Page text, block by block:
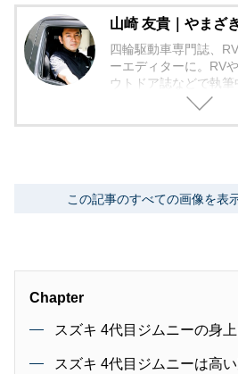
山崎 友貴｜やまざ
四輪駆動車専門誌、
ーエディターに。RV
ウトドア誌などで執
ミング、山城探訪。
この記事のすべての画像を表
Chapter
スズキ 4代目ジムニーの身
スズキ 4代目ジムニーは高